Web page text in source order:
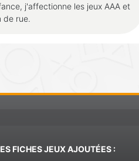
j'affectionne les jeux AAA et
de rue.
FICHES JEUX AJOUTÉES :